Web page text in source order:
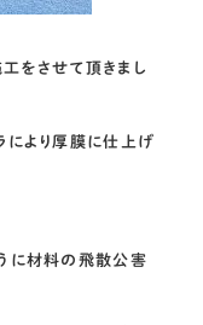
をさせて頂きまし
により厚膜に仕上げ
に材料の飛散公害